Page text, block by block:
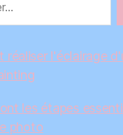
réaliser l'éclairage
les étapes
photo